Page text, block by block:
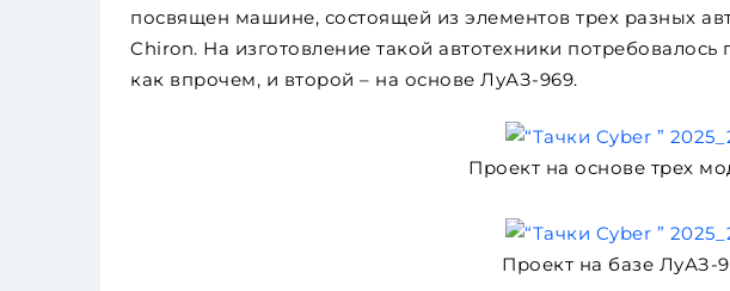
посвящен машине, состоящей из элементов трех разных
Chiron. На изготовление такой автотехники
как впрочем, и второй – на основе ЛуАЗ-969.
Проект на основе трех
Проект на базе ЛуАЗ-